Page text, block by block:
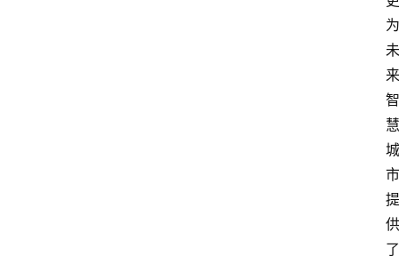
为
未
来
智
慧
城
市
提
供
了